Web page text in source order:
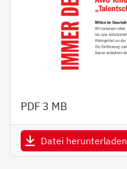
PDF 3 MB
Datei herunterladen